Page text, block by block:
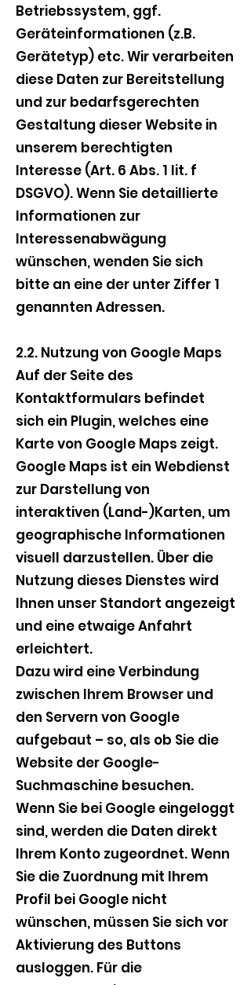
Betriebssystem, ggf.
Geräteinformationen (z.B.
Gerätetyp) etc. Wir verarbeiten
diese Daten zur Bereitstellung
und zur bedarfsgerechten
Gestaltung dieser Website in
unserem berechtigten
Interesse (Art. 6 Abs. 1 lit. f
DSGVO). Wenn Sie detaillierte
Informationen zur
Interessenabwägung
wünschen, wenden Sie sich
bitte an eine der unter Ziffer 1
genannten Adressen.
2.2. Nutzung von Google Maps
Auf der Seite des
Kontaktformulars befindet
sich ein Plugin, welches eine
Karte von Google Maps zeigt.
Google Maps ist ein Webdienst
zur Darstellung von
interaktiven (Land-)Karten, um
geographische Informationen
visuell darzustellen. Über die
Nutzung dieses Dienstes wird
Ihnen unser Standort angezeigt
und eine etwaige Anfahrt
erleichtert.
Dazu wird eine Verbindung
zwischen Ihrem Browser und
den Servern von Google
aufgebaut – so, als ob Sie die
Website der Google-
Suchmaschine besuchen.
Wenn Sie bei Google eingeloggt
sind, werden die Daten direkt
Ihrem Konto zugeordnet. Wenn
Sie die Zuordnung mit Ihrem
Profil bei Google nicht
wünschen, müssen Sie sich vor
Aktivierung des Buttons
ausloggen. Für die